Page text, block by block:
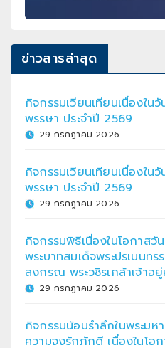
ข่าวสารล่าสุด
กิจกรรมเวียนเทียนเนื่องใน
พรรษา ประจำปี 2569
29 กรกฎาคม 2026
กิจกรรมเวียนเทียนเนื่องใน
พรรษา ประจำปี 2569
29 กรกฎาคม 2026
กิจกรรมพิธีเนื่องในโอกาสวั
พระบาทสมเด็จพระปรเมนท
ลงกรณ พระวชิรเกล้าเจ้าอ
29 กรกฎาคม 2026
กิจกรรมน้อมรำลึกในพระม
ความจงรักภักดี เนื่องในโอ